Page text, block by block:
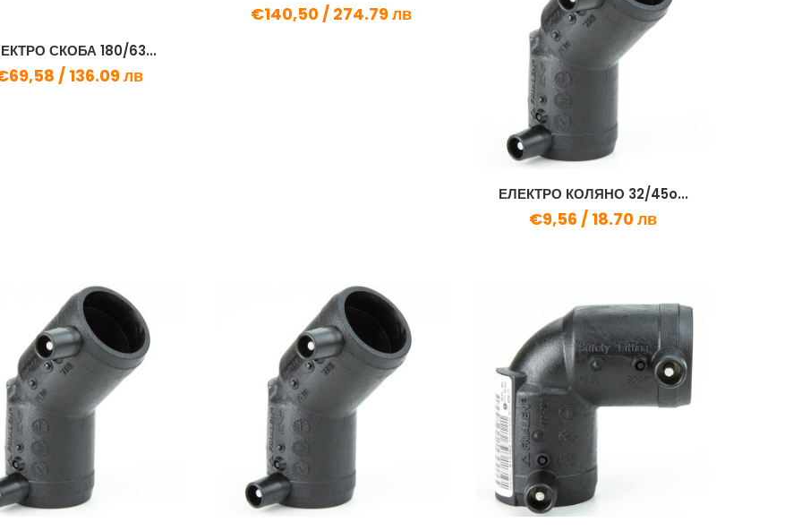
СКОБА 180/63...
/ 136.09 лв
€140,50 / 274.79 лв
ЕЛЕКТРО КОЛЯНО 32/45o...
€9,56 / 18.70 лв